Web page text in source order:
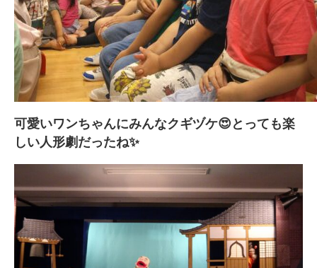
可愛いワンちゃんにみんなクギヅケ😍とっても楽
しい人形劇だったね✨